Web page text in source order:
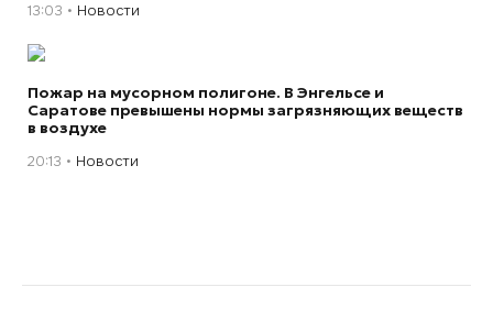
13:03 Новости
Пожар на мусорном полигоне. В Энгельсе и
Саратове превышены нормы загрязняющих веществ
в воздухе
20:13 Новости